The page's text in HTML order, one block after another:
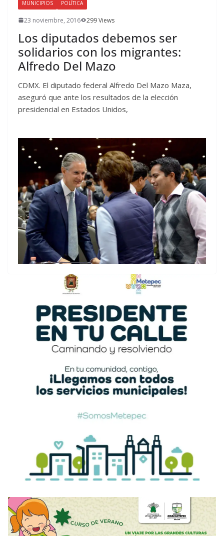
MUNICIPIOS POLÍTICA
23 noviembre, 2016 299 Views
Los diputados debemos ser
solidarios con los migrantes:
Alfredo Del Mazo
CDMX. El diputado federal Alfredo Del Mazo Maza,
aseguró que ante los resultados de la elección
presidencial en Estados Unidos,